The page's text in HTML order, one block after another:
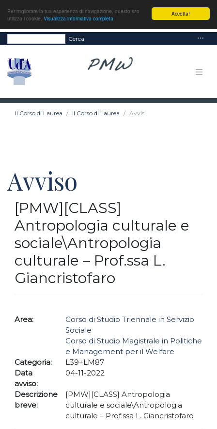
Accetta!
Per migliorare la tua esperienza di navigazione, questo sito
utilizza i cookie. Visualizza informativa completa
Cerca
Il Corso di Laurea Il Corso di Laurea Avvisi
Avviso
[PMW][CLASS]
Antropologia culturale e
sociale\Antropologia
culturale – Prof.ssa L.
Giancristofaro
Area:
Corso di Studio Triennale in Servizio
Sociale
Corso di Studio Magistrale in Politiche
e Management per il Welfare
Categoria:
L39+LM87
Data
avviso:
04-11-2022
Descrizione
breve:
[PMW][CLASS] Antropologia
culturale e sociale\Antropologia
culturale – Prof.ssa L. Giancristofaro